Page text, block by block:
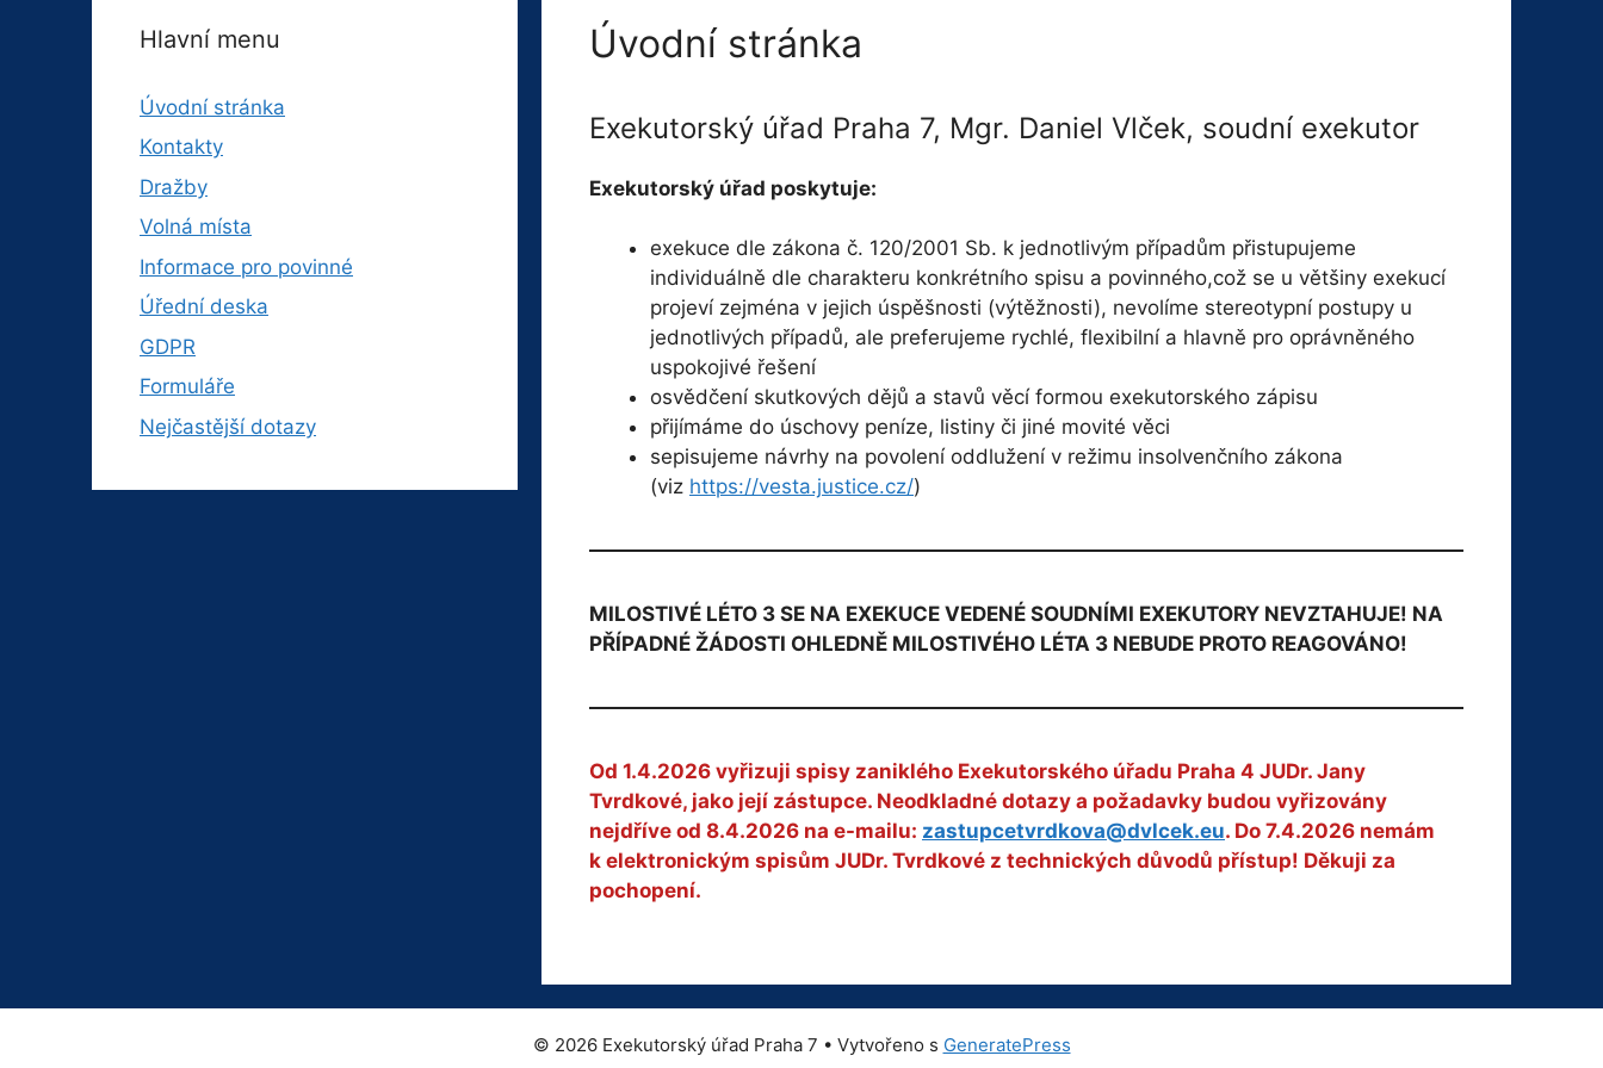
Úvodní stránka
Exekutorský úřad Praha 7, Mgr. Daniel Vlček, soudní exekutor
Exekutorský úřad poskytuje:
exekuce dle zákona č. 120/2001 Sb. k jednotlivým případům přistupujeme
individuálně dle charakteru konkrétního spisu a povinného,což se u většiny exekucí
projeví zejména v jejich úspěšnosti (výtěžnosti), nevolíme stereotypní postupy u
jednotlivých případů, ale preferujeme rychlé, flexibilní a hlavně pro oprávněného
uspokojivé řešení
osvědčení skutkových dějů a stavů věcí formou exekutorského zápisu
přijímáme do úschovy peníze, listiny či jiné movité věci
sepisujeme návrhy na povolení oddlužení v režimu insolvenčního zákona
(viz https://vesta.justice.cz/)
MILOSTIVÉ LÉTO 3 SE NA EXEKUCE VEDENÉ SOUDNÍMI EXEKUTORY NEVZTAHUJE! NA
PŘÍPADNÉ ŽÁDOSTI OHLEDNĚ MILOSTIVÉHO LÉTA 3 NEBUDE PROTO REAGOVÁNO!
Od 1.4.2026 vyřizuji spisy zaniklého Exekutorského úřadu Praha 4 JUDr. Jany
Tvrdkové, jako její zástupce. Neodkladné dotazy a požadavky budou vyřizovány
nejdříve od 8.4.2026 na e-mailu: zastupcetvrdkova@dvlcek.eu. Do 7.4.2026 nemám
k elektronickým spisům JUDr. Tvrdkové z technických důvodů přístup! Děkuji za
pochopení.
Hlavní menu
Úvodní stránka
Kontakty
Dražby
Volná místa
Informace pro povinné
Úřední deska
GDPR
Formuláře
Nejčastější dotazy
© 2026 Exekutorský úřad Praha 7 • Vytvořeno s GeneratePress